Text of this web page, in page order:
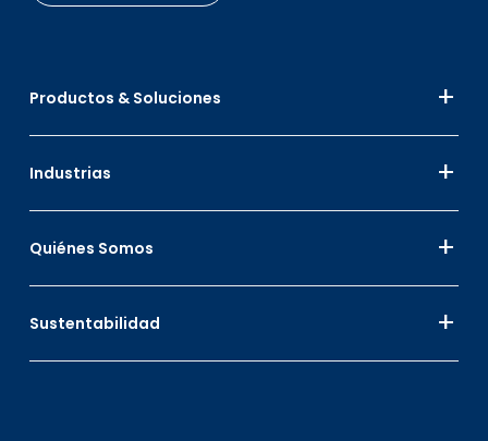
Productos & Soluciones
Industrias
Quiénes Somos
Sustentabilidad